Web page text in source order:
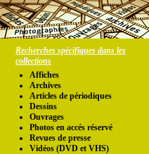
Recherches spécifiques dans les
collections
Affiches
Archives
Articles de périodiques
Dessins
Ouvrages
Photos en accés réservé
Revues de presse
Vidéos (DVD et VHS)